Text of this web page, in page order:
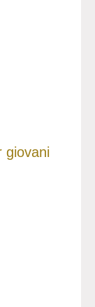
giovani